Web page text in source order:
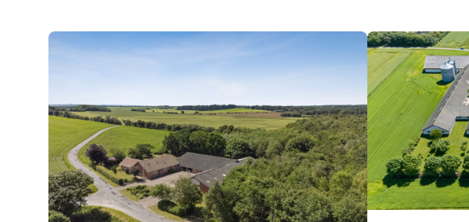
Landejendom:
Flegum,
9460
Brovst
Griseejendom:
Gølstrup
Hede
17,
Gølstrup,
9480
Løkken